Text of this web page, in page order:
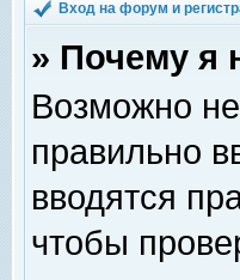
Вход на форум и
» Почему я
Возможно
правильно
вводятся
чтобы